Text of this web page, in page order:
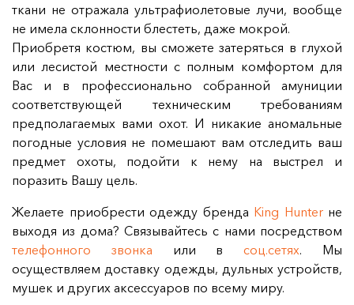
ткани не отражала ультрафиолетовые лучи, вообще
не имела склонности блестеть, даже мокрой.
Приобретя костюм, вы сможете затеряться в глухой
или лесистой местности с полным комфортом для
Вас и в профессионально собранной амуниции
соответствующей техническим требованиям
предполагаемых вами охот. И никакие аномальные
погодные условия не помешают вам отследить ваш
предмет охоты, подойти к нему на выстрел и
поразить Вашу цель.
Желаете приобрести одежду бренда King Hunterне
выходя из дома? Связывайтесь с нами посредством
телефонного звонка или всоц.сетях. Мы
осуществляем доставку одежды, дульных устройств,
мушек и других аксессуаров по всему миру.